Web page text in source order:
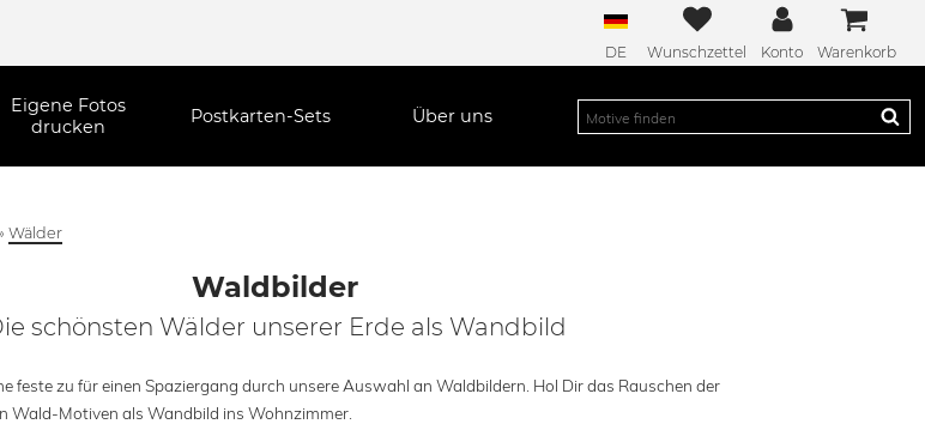
DE Wunschzettel Konto Warenkorb
Eigene Fotos
drucken
Postkarten-Sets Über uns
Wälder
Waldbilder
schönsten Wälder unserer Erde als Wandbild
feste zu für einen Spaziergang durch unsere Auswahl an Waldbildern. Hol Dir das Rauschen der
Wald-Motiven als Wandbild ins Wohnzimmer.